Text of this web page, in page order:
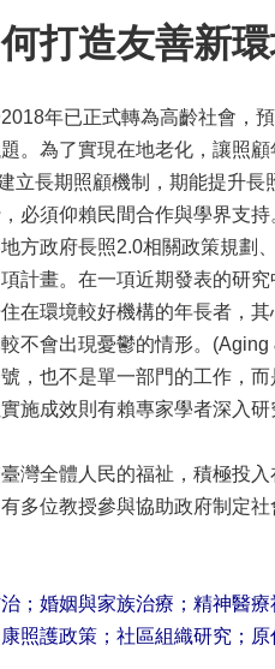
打造友善新環
年已正式轉為高齡社會，
。為了實現在地老化，讓照
立長期照顧機制，期能提升長
必須仰賴民間合作與學界支
方政府長照2.0相關政策規劃
計畫。在一項近期發表的研
在環境較好機構的年長者，
不會出現憂鬱的情形。
，也不是單一部門的工作，
施成效則有賴專家學者深入
灣全體人民的福祉，積極投
多位教授參與協助政府制定
；婚姻與家族治療；精神醫
照護政策；社區組織研究；